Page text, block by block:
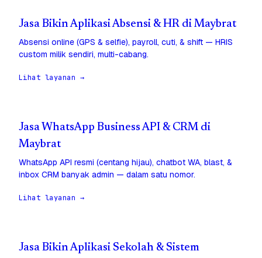
Jasa Bikin Aplikasi Absensi & HR di Maybrat
Absensi online (GPS & selfie), payroll, cuti, & shift — HRIS
custom milik sendiri, multi-cabang.
Lihat layanan →
Jasa WhatsApp Business API & CRM di
Maybrat
WhatsApp API resmi (centang hijau), chatbot WA, blast, &
inbox CRM banyak admin — dalam satu nomor.
Lihat layanan →
Jasa Bikin Aplikasi Sekolah & Sistem